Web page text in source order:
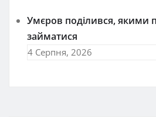
Умєров поділився, якими
займатися
4 Серпня, 2026